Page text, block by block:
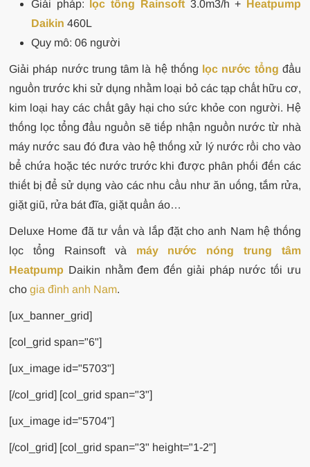
Giải pháp: lọc tổng Rainsoft3.0m3/h + Heatpump
Daikin 460L
Quy mô: 06 người
Giải pháp nước trung tâm là hệ thống lọc nước tổng đầu
nguồn trước khi sử dụng nhằm loại bỏ các tạp chất hữu cơ,
kim loại hay các chất gây hại cho sức khỏe con người. Hệ
thống lọc tổng đầu nguồn sẽ tiếp nhận nguồn nước từ nhà
máy nước sau đó đưa vào hệ thống xử lý nước rồi cho vào
bể chứa hoặc téc nước trước khi được phân phối đến các
thiết bị để sử dụng vào các nhu cầu như ăn uống, tắm rửa,
giặt giũ, rửa bát đĩa, giặt quần áo…
Deluxe Home đã tư vấn và lắp đặt cho anh Nam hệ thống
lọc tổng Rainsoft và máy nước nóng trung tâm
Heatpump Daikin nhằm đem đến giải pháp nước tối ưu
cho gia đình anh Nam.
[ux_banner_grid]
[col_grid span="6"]
[ux_image id="5703"]
[/col_grid] [col_grid span="3"]
[ux_image id="5704"]
[/col_grid] [col_grid span="3" height="1-2"]